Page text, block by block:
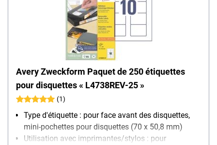
Avery Zweckform Paquet de 250 étiquettes
pour disquettes « L4738REV-25 »
(1)
Type d'étiquette : pour face avant des disquettes,
mini-pochettes pour disquettes (70 x 50,8 mm)
Utilisation avec imprimantes/stylos : pour